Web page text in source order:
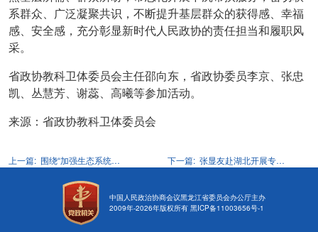
系群众、广泛凝聚共识，不断提升基层群众的获得感、幸福
感、安全感，充分彰显新时代人民政协的责任担当和履职风
采。
省政协教科卫体委员会主任邵向东，省政协委员李京、张忠
凯、丛慧芳、谢蕊、高曦等参加活动。
来源：省政协教科卫体委员会
上一篇: 围绕“加强生态系统保护和修复 厚植绿色龙江建设底色” 钱福永率联合调研组赴齐齐哈尔、大兴安岭调研 下一篇: 张显友赴湖北开展专题调研
中国人民政治协商会议黑龙江省委员会办公厅主办
2009年-2026年版权所有 黑ICP备11003656号-1